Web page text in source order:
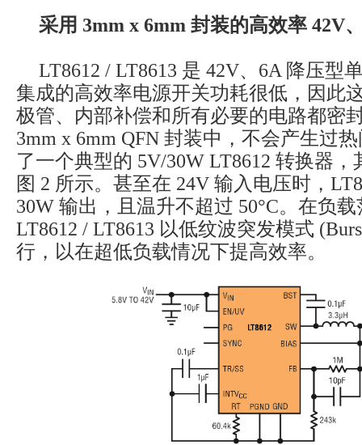
采用 3mm x 6mm 封装的高效率 42V
LT8612 / LT8613 是 42V、6A 降压型
集成的高效率电源开关功耗很低，因此
极管、内部补偿和所有必要的电路都密
3mm x 6mm QFN 封装中，不会产生过
了一个典型的 5V/30W LT8612 转换器
图 2 所示。甚至在 24V 输入电压时，
30W 输出，且温升不超过 50°C。在负
LT8612 / LT8613 以低纹波突发模式
行，以在超低负载情况下提高效率。